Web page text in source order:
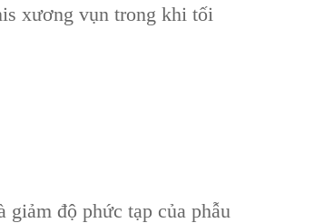
xương vụn trong khi tối
giảm độ phức tạp của phẫu